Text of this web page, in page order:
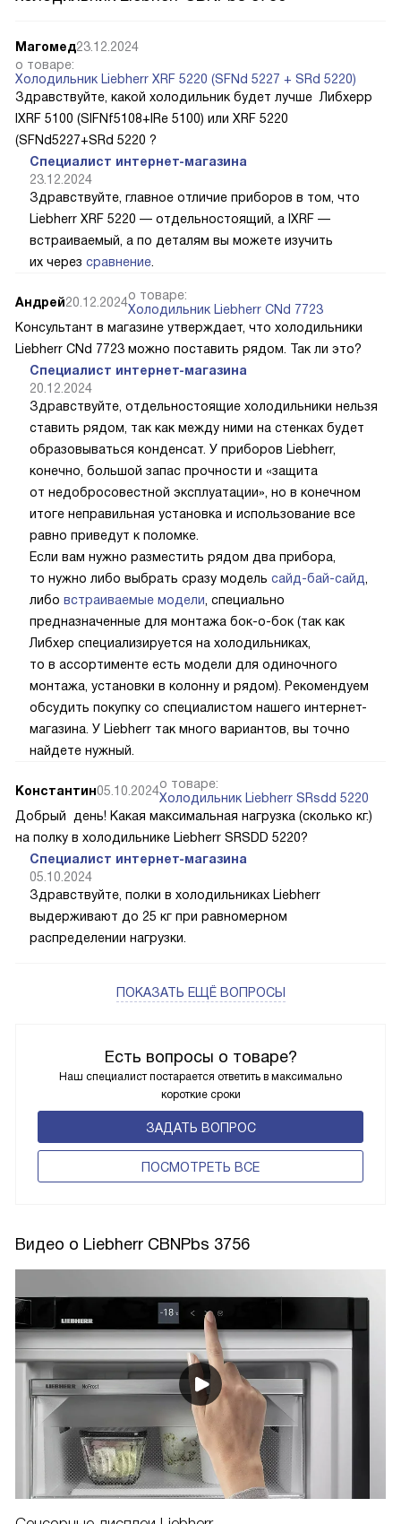
Есть вопросы о товаре?
Наш специалист постарается ответить в максимально
короткие сроки
ЗАДАТЬ ВОПРОС
ПОCМОТРЕТЬ ВСЕ
Магомед23.12.2024
о товаре:
Холодильник Liebherr XRF 5220 (SFNd 5227 + SRd 5220)
Здравствуйте, какой холодильник будет лучше Либхерр
IXRF 5100 (SIFNf5108+IRe 5100) или XRF 5220
(SFNd5227+SRd 5220 ?
Специалист интернет-магазина
23.12.2024
Здравствуйте, главное отличие приборов в том, что
Liebherr XRF 5220 — отдельностоящий, а IXRF —
встраиваемый, а по деталям вы можете изучить
их через сравнение
Андрей20.12.2024о товаре:
Холодильник Liebherr CNd 7723
Консультант в магазине утверждает, что холодильники
Liebherr CNd 7723 можно поставить рядом. Так ли это?
Специалист интернет-магазина
20.12.2024
Здравствуйте, отдельностоящие холодильники нельзя
ставить рядом, так как между ними на стенках будет
образовываться конденсат. У приборов Liebherr,
конечно, большой запас прочности и «защита
от недобросовестной эксплуатации», но в конечном
итоге неправильная установка и использование все
равно приведут к поломке.
Если вам нужно разместить рядом два прибора,
то нужно либо выбрать сразу модель сайд-бай-сайд
либо встраиваемые модели , специально
предназначенные для монтажа бок-о-бок (так как
Либхер специализируется на холодильниках,
то в ассортименте есть модели для одиночного
монтажа, установки в колонну и рядом). Рекомендуем
обсудить покупку со специалистом нашего интернет-
магазина. У Liebherr так много вариантов, вы точно
найдете нужный.
Константин05.10.2024о товаре:
Холодильник Liebherr SRsdd 5220
Добрый день! Какая максимальная нагрузка (сколько кг.)
на полку в холодильнике Liebherr SRSDD 5220?
Специалист интернет-магазина
05.10.2024
Здравствуйте, полки в холодильниках Liebherr
выдерживают до 25 кг при равномерном
распределении нагрузки.
ПОКАЗАТЬ ЕЩЁ ВОПРОСЫ
Видео о Liebherr CBNPbs 3756